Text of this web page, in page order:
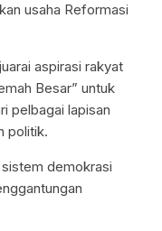
usaha Reformasi
aspirasi rakyat
Besar” untuk
pelbagai lapisan
politik.
demokrasi